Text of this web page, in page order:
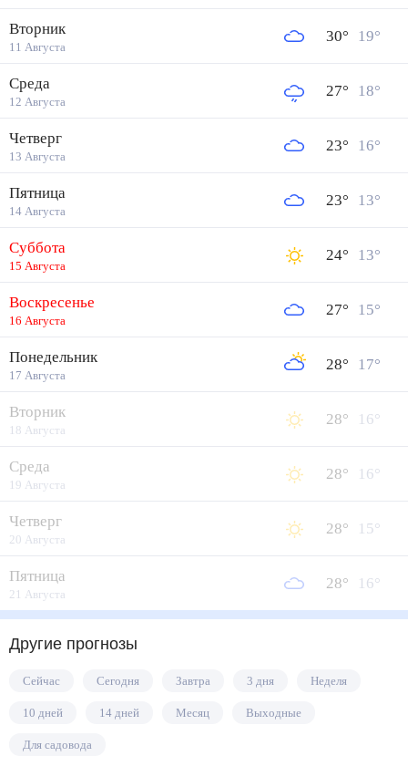
Вторник
11 Августа
30° 19°
Среда
12 Августа
27° 18°
Четверг
13 Августа
23° 16°
Пятница
14 Августа
23° 13°
Суббота
15 Августа
24° 13°
Воскресенье
16 Августа
27° 15°
Понедельник
17 Августа
28° 17°
Вторник
18 Августа
28° 16°
Среда
19 Августа
28° 16°
Четверг
20 Августа
28° 15°
Пятница
21 Августа
28° 16°
Другие прогнозы
Сейчас Сегодня Завтра 3 дня Неделя
10 дней 14 дней Месяц Выходные
Для садовода